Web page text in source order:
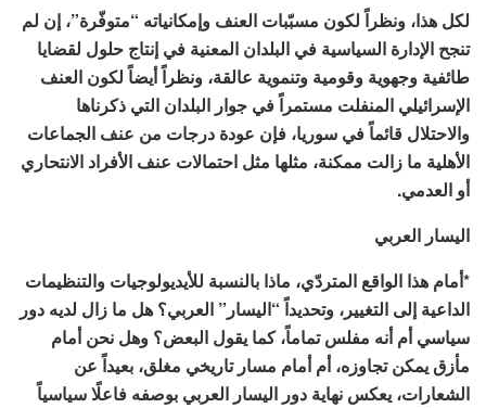
لكل هذا، ونظراً لكون مسبّبات العنف وإمكانياته “متوفّرة”، إن لم
تنجح الإدارة السياسية في البلدان المعنية في إنتاج حلول لقضايا
طائفية وجهوية وقومية وتنموية عالقة، ونظراً أيضاً لكون العنف
الإسرائيلي المنفلت مستمراً في جوار البلدان التي ذكرناها
والاحتلال قائماً في سوريا، فإن عودة درجات من عنف الجماعات
الأهلية ما زالت ممكنة، مثلها مثل احتمالات عنف الأفراد الانتحاري
أو العدمي.
اليسار العربي
*أمام هذا الواقع المتردّي، ماذا بالنسبة للأيديولوجيات والتنظيمات
الداعية إلى التغيير، وتحديداً “اليسار” العربي؟ هل ما زال لديه دور
سياسي أم أنه مفلس تماماً، كما يقول البعض؟ وهل نحن أمام
مأزق يمكن تجاوزه، أم أمام مسار تاريخي مغلق، بعيداً عن
الشعارات، يعكس نهاية دور اليسار العربي بوصفه فاعلًا سياسياً